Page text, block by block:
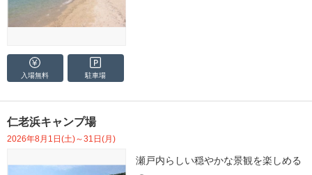
入場無料 駐車場
仁老浜キャンプ場
2026年8月1日(土)～31日(月)
瀬戸内らしい穏やかな景観を楽しめる